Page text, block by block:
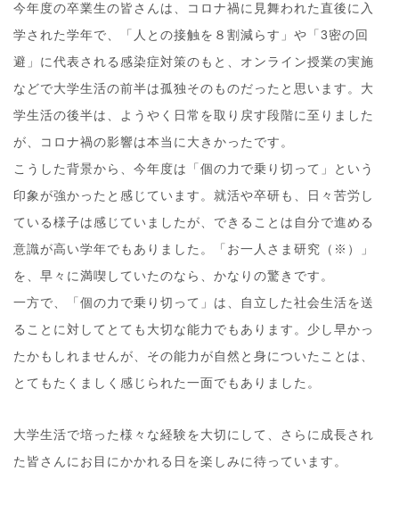
今年度の卒業生の皆さんは、コロナ禍に見舞われた直後に入
学された学年で、「人との接触を８割減らす」や「3密の回
避」に代表される感染症対策のもと、オンライン授業の実施
などで大学生活の前半は孤独そのものだったと思います。大
学生活の後半は、ようやく日常を取り戻す段階に至りました
が、コロナ禍の影響は本当に大きかったです。
こうした背景から、今年度は「個の力で乗り切って」という
印象が強かったと感じています。就活や卒研も、日々苦労し
ている様子は感じていましたが、できることは自分で進める
意識が高い学年でもありました。「お一人さま研究（※）」
を、早々に満喫していたのなら、かなりの驚きです。
一方で、「個の力で乗り切って」は、自立した社会生活を送
ることに対してとても大切な能力でもあります。少し早かっ
たかもしれませんが、その能力が自然と身についたことは、
とてもたくましく感じられた一面でもありました。
大学生活で培った様々な経験を大切にして、さらに成長され
た皆さんにお目にかかれる日を楽しみに待っています。